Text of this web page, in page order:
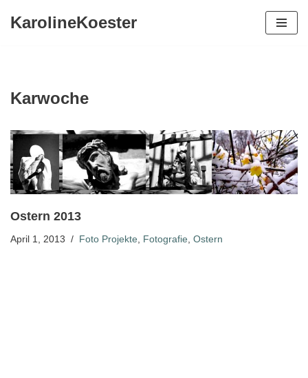
KarolineKoester
Karwoche
Ostern 2013
April 1, 2013 Foto Projekte Fotografie Ostern